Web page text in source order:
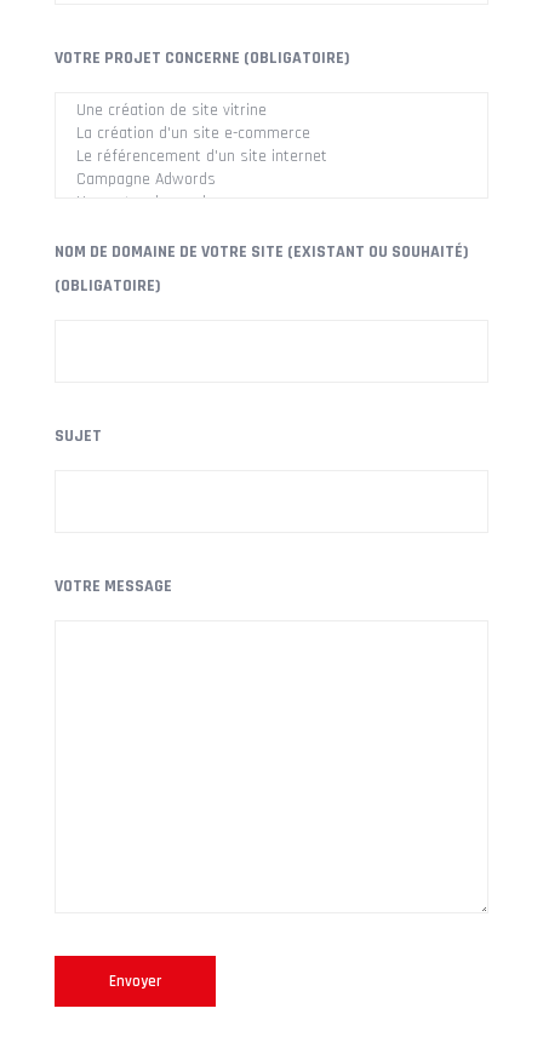
VOTRE PROJET CONCERNE (OBLIGATOIRE)
NOM DE DOMAINE DE VOTRE SITE (EXISTANT OU SOUHAITÉ)
(OBLIGATOIRE)
SUJET
VOTRE MESSAGE